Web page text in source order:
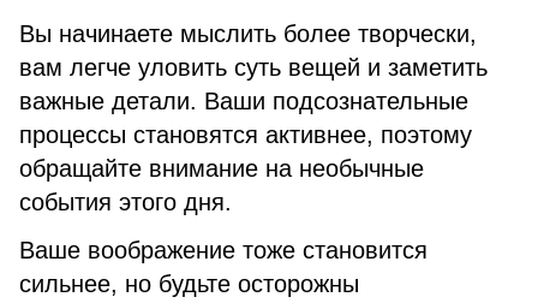
Вы начинаете мыслить более творчески,
вам легче уловить суть вещей и заметить
важные детали. Ваши подсознательные
процессы становятся активнее, поэтому
обращайте внимание на необычные
события этого дня.
Ваше воображение тоже становится
сильнее, но будьте осторожны